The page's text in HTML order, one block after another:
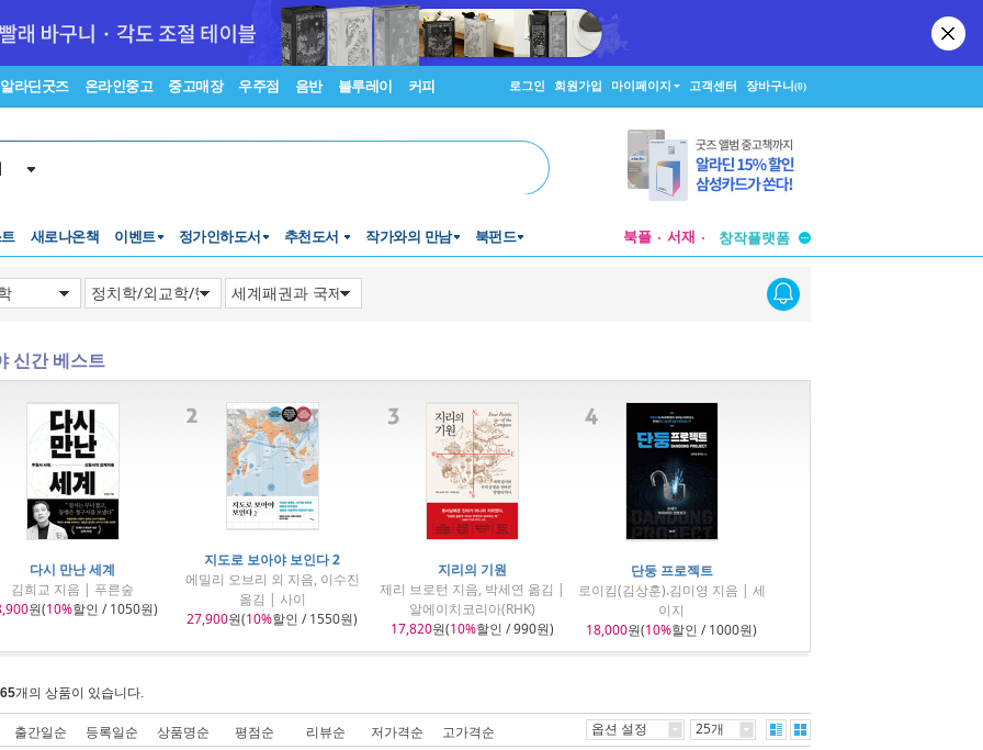
알라딘굿즈 온라인중고 중고매장 우주점 음반 블루레이 커피 로그인 회원가입 마이페이지 고객센터 장바구니(0)
새로나온책 이벤트 정가인하도서 추천도서 작가와의 만남 북펀드 북플 서재
창작플랫폼
신간 베스트
다시 만난 세계
김희교 지음 | 푸른숲
원(10%할인 / 1050원)
지도로 보아야 보인다 2
에밀리 오브리 외 지음, 이수진
옮김 | 사이
27,900원(10%할인 / 1550원)
지리의 기원
제리 브로턴 지음, 박세연 옮김 |
알에이치코리아(RHK)
17,820원(10%할인 / 990원)
단둥 프로젝트
로이킴(김상훈).김미영 지음 | 세
이지
18,000원(10%할인 / 1000원)
개의 상품이 있습니다.
출간일순 등록일순 상품명순 평점순 리뷰순 저가격순 고가격순 옵션 설정 25개